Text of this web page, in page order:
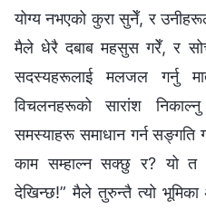
योग्य नभएको कुरा सुनेँ, र
मैले धेरै दबाब महसुस गरेँ, र
सदस्यहरूलाई मलजल गर्नु
विचलनहरूको सारांश
समस्याहरू समाधान गर्न सङ्गति
काम सम्हाल्न सक्छु र? यो त
देखिन्छ!” मैले तुरुन्तै त्यो